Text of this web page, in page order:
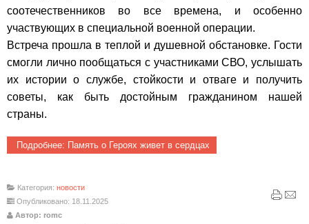
соотечественников во все времена, и особенно
участвующих в специальной военной операции.
Встреча прошла в теплой и душевной обстановке. Гости
смогли лично пообщаться с участниками СВО, услышать
их истории о службе, стойкости и отваге и получить
советы, как быть достойным гражданином нашей
страны.
Подробнее: Память о Героях живет в сердцах
Категория: новости
Опубликовано: 18.11.2025
Автор: romc